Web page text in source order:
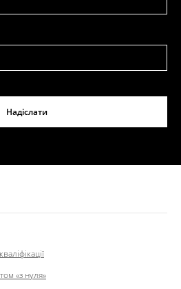
Надіслати
«з нуля»